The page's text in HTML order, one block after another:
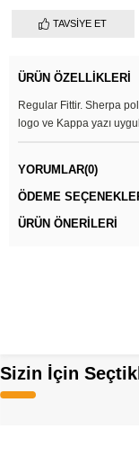
TAVSIYE ET
ÜRÜN ÖZELLIKLERI
Regular Fittir. Sherpa
logo ve Kappa yazı
YORUMLAR(0)
ÖDEME
ÜRÜN ÖNERILERI
Sizin İçin